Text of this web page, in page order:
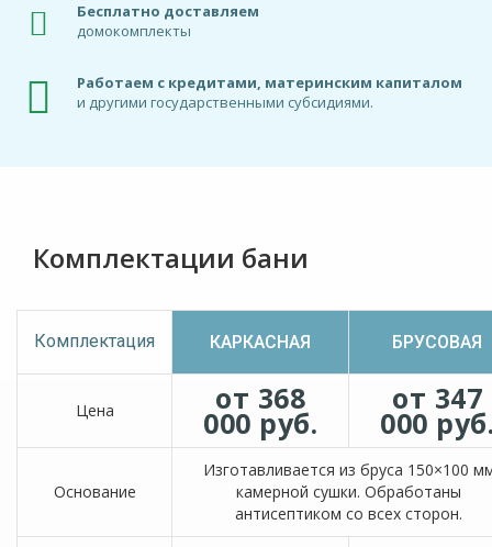
Бесплатно доставляем
домокомплекты
Работаем с кредитами, материнским капиталом
и другими государственными субсидиями.
Комплектации бани
Комплектация КАРКАСНАЯ БРУСОВАЯ
Цена от 368
000 руб.
от 347
000
Основание
Изготавливается из бруса 150×100
камерной сушки. Обработаны
антисептиком со всех сторон.